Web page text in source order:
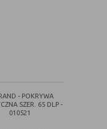
komfort
- POKRYWA
SZER. 65 DLP -
010521